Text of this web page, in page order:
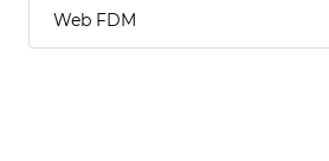
Web FDM